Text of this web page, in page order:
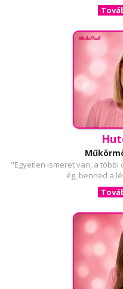
"Egyetlen ismeret van, a
ég, benned a